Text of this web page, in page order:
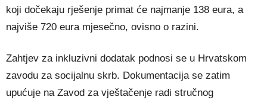
koji dočekaju rješenje primat će najmanje 138 eura, a
najviše 720 eura mjesečno, ovisno o razini.
Zahtjev za inkluzivni dodatak podnosi se u Hrvatskom
zavodu za socijalnu skrb. Dokumentacija se zatim
upućuje na Zavod za vještačenje radi stručnog